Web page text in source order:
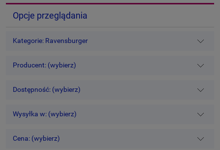
Opcje przeglądania
Kategorie: Ravensburger
Producent: (wybierz)
Dostępność: (wybierz)
Wysyłka w: (wybierz)
Cena: (wybierz)